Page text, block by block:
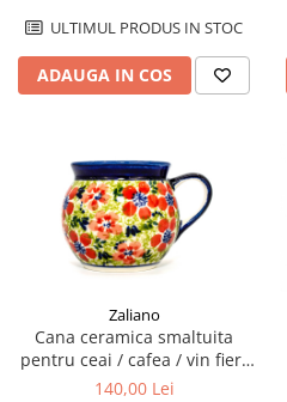
ULTIMUL PRODUS IN STOC
ADAUGA IN COS
Zaliano
Cana ceramica smaltuita
pentru ceai / cafea / vin fiert
Fire Poppies, in forma de
140,00 Lei